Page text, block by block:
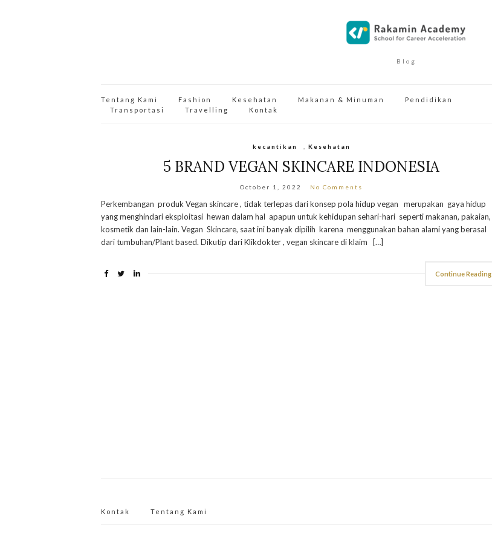
Blog
Tentang Kami Fashion Kesehatan Makanan & Minuman
Pendidikan
Transportasi
Travelling Kontak
kecantikan Kesehatan
5 BRAND VEGAN SKINCARE INDONESIA
October 1, 2022 No Comments
Perkembangan produk Vegan skincare , tidak terlepas dari konsep pola hidup vegan merupakan gaya hidup
yang menghindari eksploitasi hewan dalam hal apapun untuk kehidupan sehari-hari seperti makanan, pakaian,
kosmetik dan lain-lain. Vegan Skincare, saat ini banyak dipilih karena menggunakan bahan alami yang berasal
dari tumbuhan/Plant based. Dikutip dari Klikdokter , vegan skincare di klaim […]
Continue Reading
Kontak Tentang Kami